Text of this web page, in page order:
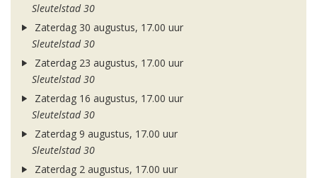
Sleutelstad 30
Zaterdag 30 augustus, 17.00 uur
Sleutelstad 30
Zaterdag 23 augustus, 17.00 uur
Sleutelstad 30
Zaterdag 16 augustus, 17.00 uur
Sleutelstad 30
Zaterdag 9 augustus, 17.00 uur
Sleutelstad 30
Zaterdag 2 augustus, 17.00 uur